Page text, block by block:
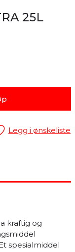
25L
Legg i ønskeliste
kraftig og
spesialmiddel